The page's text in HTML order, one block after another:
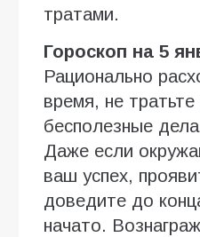
тратами.
Гороскоп на 5
Рационально
время, не тратьте
бесполезные
Даже если
ваш успех,
доведите до
начато.